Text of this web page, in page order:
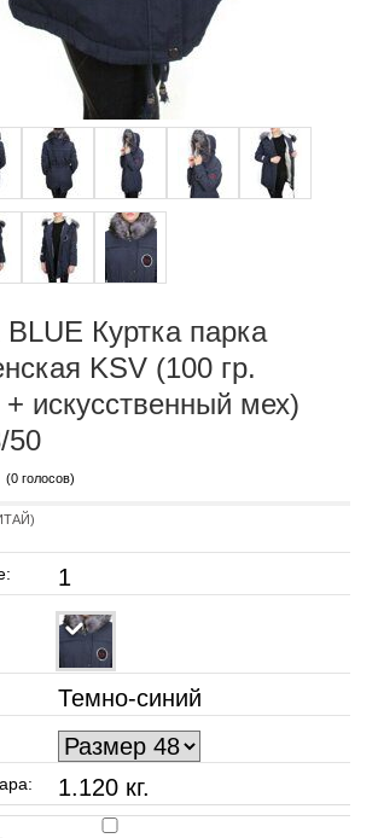
Куртка парка
KSV (100 гр.
+ искусственный мех)
50
(0 голосов)
1
Темно-синий
1.120 кг.